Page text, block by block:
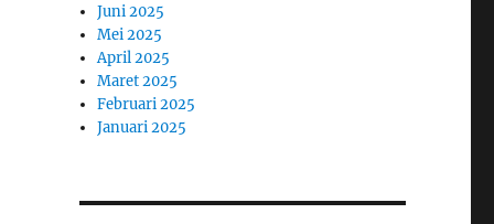
Juni 2025
Mei 2025
April 2025
Maret 2025
Februari 2025
Januari 2025